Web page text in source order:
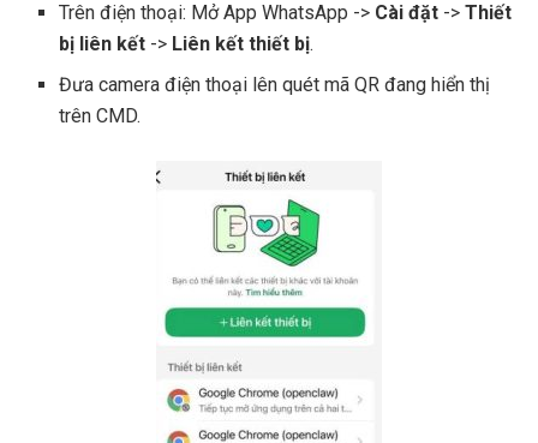
Trên điện thoại: Mở App WhatsApp -> Cài đặt ->Thiết
bị liên kết -> Liên kết thiết bị.
Đưa camera điện thoại lên quét mã QR đang hiển thị
trên CMD.